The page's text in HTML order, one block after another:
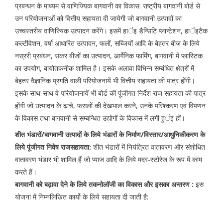
प्रबन्धन के माध्यम से वाणिज्यिक बागवानी का विकास: राष्ट्रीय बागवानी बोर्ड से
उन परियोजनाओं को वित्तीय सहायता दी जायेगी जो बागवानी उत्पादों का
उच्चस्तरीय वाणिज्यिक उत्पादन करेंगे। इसमें हार्इ डैन्सिटि प्लान्टेशन, हार्इटैक
कल्टीवेशन, वर्षा आधारित उत्पादन, फलों, सब्जियों आदि के बेहतर बीज के लिये
नस्ररी प्रबंधन, संकर बीजों का उत्पादन, आर्गेनिक फार्मिंग, बागवानी में प्लास्टिक
का उपयोग, बायोतकनीक शामिल है। इसके अलावा विभिन्न सम्बंधित क्षेत्रों में
बेहतर वैज्ञानिक प्रगति वाली परियोजनायें भी वित्तीय सहायता की पात्र होंगी।
इसके साथ-साथ वे परियोजनायें भी बोर्ड की पूंजीगत निर्देश राज सहायता की पात्र
होंगी जो उत्पादन के ढ़ाचे, फसलों की देखभाल करने, उनके परिश्करण एवं विपणन
के विकास तथा बागवानी से सम्बन्धित उद्योगों के विकास में लगी हुर्इ हों।
शीत भंडारों/बागवानी उत्पादों के लिये भंडारों के निर्माण/विस्तार/आधुनिकीकरण के
लिये पूंजीगत निवेष राजसहायता: शीत भंडारों में नियंत्रित वातावरण और संशोधित
वातावरण भंडार भी शामिल हैं जो प्याज आदि के लिये मदर-स्टोरेज के रूप में काम
करते हैं।
बागवानी को बढ़ावा देने के लिये तकनोलॉजी का विकास और इसका अन्तरण : इस
योजना में निम्नलिखित कार्यो के लिये सहायता दी जाती है: